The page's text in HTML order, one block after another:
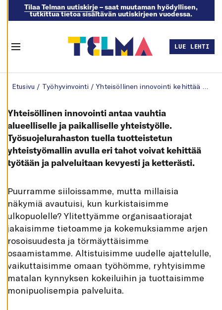
E
E
E
T
K
S
I
I
L
L
Ä
K
A
I
K
H
V
Tilaa Telman uutiskirje– saat muutaman hyödyllisen,
tutkittua tietoa sisältävän uutiskirjeen vuodessa.
LUE LEHTI
Etusivu / Työhyvinvointi /
Yhteisöllinen innovointi antaa vauhtia
alueelliselle ja paikalliselle yhteistyölle.
Työsuojelurahaston tuella tuotteistetun
yhteistyömallin avulla eri tahot voivat kehittää
työtään ja palveluitaan kevyesti ja ketterästi.
Puurramme siiloissamme, mutta millaisia
näkymiä avautuisi, kun kurkistaisimme
ulkopuolelle? Ylitettyämme organisaatiorajat
jakaisimme tietoamme ja kokemuksiamme arjen
rosoisuudesta ja törmäyttäisimme
osaamistamme. Altistuisimme uudelle ajattelulle,
vaikuttaisimme omaan työhömme, ryhtyisimme
matalan kynnyksen kokeiluihin ja tuottaisimme
monipuolisempia palveluita.